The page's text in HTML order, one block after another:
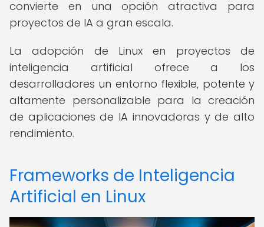
convierte en una opción atractiva para
proyectos de IA a gran escala.
La adopción de Linux en proyectos de
inteligencia artificial ofrece a los
desarrolladores un entorno flexible, potente y
altamente personalizable para la creación
de aplicaciones de IA innovadoras y de alto
rendimiento.
Frameworks de Inteligencia
Artificial en Linux